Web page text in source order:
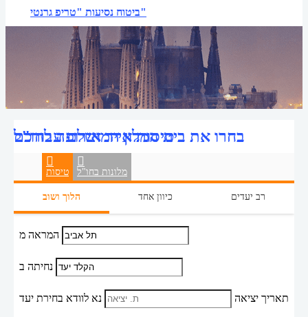
ביטוח נסיעות "טריפ גרנטי"
טיסות מלונות בחו"ל
טיסות אייר אירופה לחו"ל
הלוך ושוב כיוון אחד רב יעדים
המראה מ
נחיתה ב
תאריך יציאה נא לוודא בחירת יעד
בחרו את בית המלון המושלם עבורכם